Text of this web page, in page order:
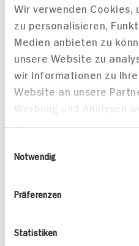
Wir verwenden Cookies,
zu personalisieren,
Medien anbieten zu
unsere Website zu
wir Informationen zu
Website an unsere
Werbung und Analysen
führen diese
bereitgestellt haben
Notwendig
Präferenzen
Statistiken
festkochend
Sorte: s. Verpackung
ZUM
TAGES-
PREIS
Mehr
Alle Rezepte